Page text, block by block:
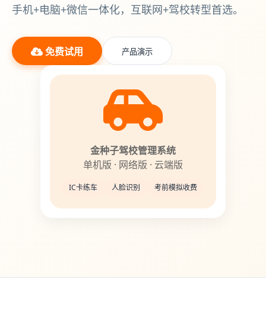
手机+电脑+微信一体化，互联网+驾校转型首选。
免费试用 产品演示
金种子驾校管理系统
单机版 · 网络版 · 云端版
IC卡练车 人脸识别 考前模拟收费